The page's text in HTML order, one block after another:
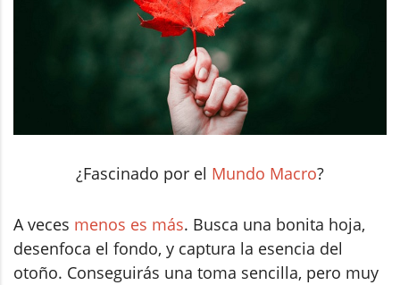
¿Fascinado por el Mundo Macro?
A veces menos es más. Busca una bonita hoja,
desenfoca el fondo, y captura la esencia del
otoño. Conseguirás una toma sencilla, pero muy